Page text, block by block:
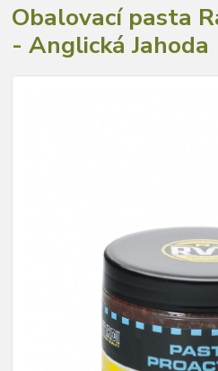
Obalovací pasta
- Anglická Jahoda